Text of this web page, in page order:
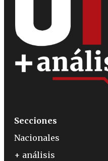
Secciones
Nacionales
+ análisis